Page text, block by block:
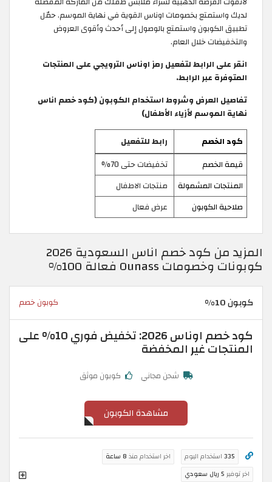
لديك واستمتع بخصومات اوناس القوية في نهاية الموسم. حمّل
تطبيق الكوبون واستمتع بالوصول إلى أحدث وأقوى العروض
والتخفيضات خلال العام.
انقر على الرابط لتفعيل رمز اوناس الترويجي على المنتجات
المتوفرة عبر الرابط.
تفاصيل العرض وشروط استخدام الكوبون (كود خصم اناس
نهاية الموسم لأزياء الأطفال)
كود الخصم
رابط للتفعيل
قيمة الخصم
تخفيضات حتى 70%
المنتجات المشمولة
منتجات الاطفال
صلاحية الكوبون
عرض فعال
المزيد من كود خصم اناس السعودية 2026
كوبونات وخصومات Ounass فعالة 100%
كوبون 10% كوبون خصم
كود خصم اوناس 2026: تخفيض فوري 10% على
المنتجات غير المخفضة
شحن مجاني كوبون موثق
مشاهدة الكوبون
335 استخدام اليوم اخر استخدام منذ 8 ساعة
اخر توفير 5 ريال سعودي